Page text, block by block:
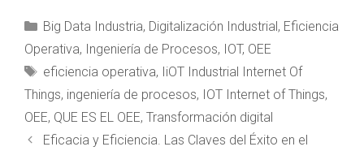
Categorías
Big Data Industria, Digitalización Industrial, Eficiencia
Operativa, Ingeniería de Procesos, IOT, OEE
Etiquetas
eficiencia operativa, IiOT Industrial Internet Of
Things, ingeniería de procesos, IOT Internet of Things,
OEE, QUE ES EL OEE, Transformación digital
Eficacia y Eficiencia. Las Claves del Éxito en el